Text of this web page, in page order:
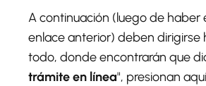
A continuación (luego de haber
enlace anterior) deben dirigirse
todo, donde encontrarán que
trámite en línea", presionan